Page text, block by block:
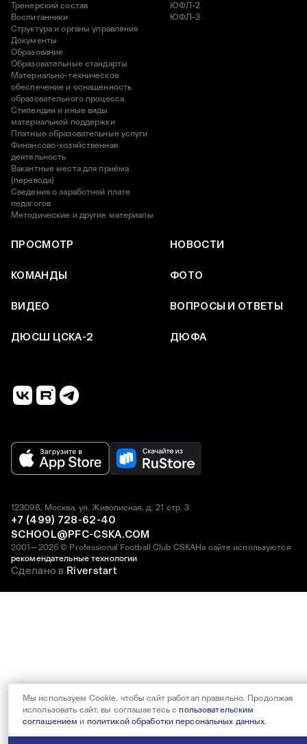
Тренерский состав
Воспитанники
Структура и органы управления
Документы
Образование
Образовательные стандарты
Материально-техническое
обеспечение и оснащенность
образовательного процесса
Стипендии и иные виды
материальной поддержки
Платные образовательные услуги
Финансово-хозяйственная
деятельность
Вакантные места для приёма
(перевода)
Сведения о заработной плате
педагогов
Методические и другие материалы
ЮФЛ-2
ЮФЛ-3
ПРОСМОТР НОВОСТИ
КОМАНДЫ ФОТО
ВИДЕО ВОПРОСЫ И ОТВЕТЫ
ДЮСШ ЦСКА-2 ДЮФА
2001—2026 © Professional Football Club CSKAНа сайте используются
рекомендательные технологии
123098, Москва, ул. Живописная, д. 21 стр. 3
+7 (499) 728-62-40
SCHOOL@PFC-CSKA.COM
Сделано в Riverstart
Мы используем Cookie, чтобы сайт работал правильно. Продолжая
использовать сайт, вы соглашаетесь спользовательским
соглашением и политикой обработки персональных данных.